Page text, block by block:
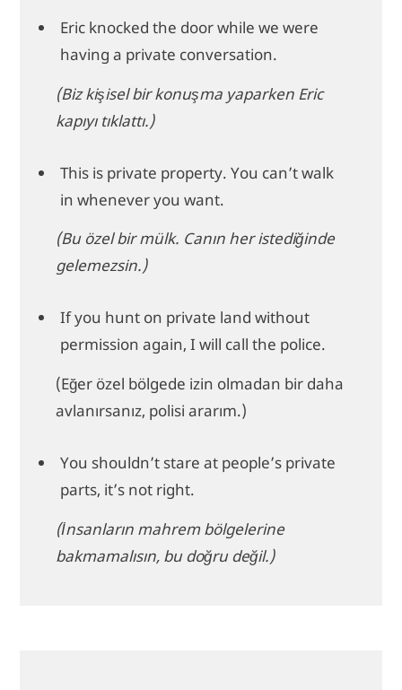
Eric knocked the door while we were
having a private conversation.
(Biz kişisel bir konuşma yaparken Eric
kapıyı tıklattı.)
This is private property. You can’t walk
in whenever you want.
(Bu özel bir mülk. Canın her istediğinde
gelemezsin.)
If you hunt on private land without
permission again, I will call the police.
(Eğer özel bölgede izin olmadan bir daha
avlanırsanız, polisi ararım.)
You shouldn’t stare at people’s private
parts, it’s not right.
(İnsanların mahrem bölgelerine
bakmamalısın, bu doğru değil.)